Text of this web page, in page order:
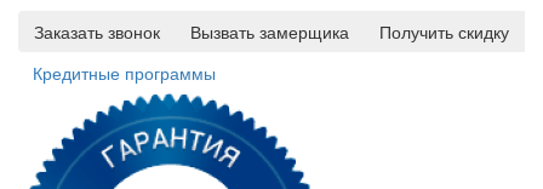
Заказать звонок
Вызвать замерщика
Получить скидку
Кредитные программы